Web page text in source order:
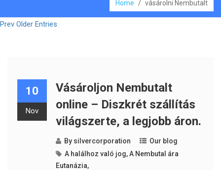
Home / vásárolni Nembutalt
Prev Older Entries
10
Nov
Vásároljon Nembutalt
online – Diszkrét szállítás
világszerte, a legjobb áron.
By silvercorporation
Our blog
A halálhoz való jog,A Nembutal ára
Eutanázia,